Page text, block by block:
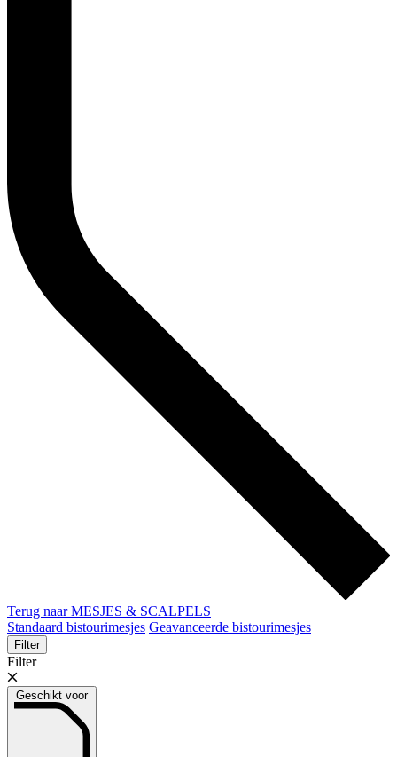
Terug naar MESJES & SCALPELS
Standaard bistourimesjes Geavanceerde bistourimesjes
Filter
Filter
Geschikt voor